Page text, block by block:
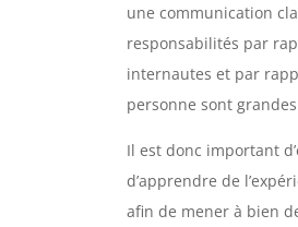
une communication
responsabilités par
internautes et par
personne sont
Il est donc important
d’apprendre de
afin de mener à bien